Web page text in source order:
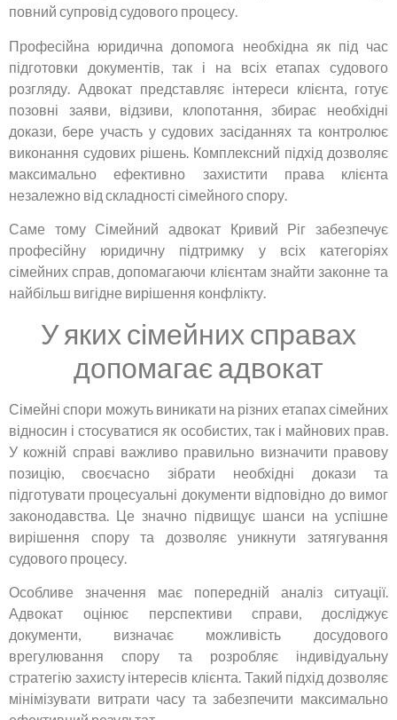
повний супровід судового процесу.
Професійна юридична допомога необхідна як під час
підготовки документів, так і на всіх етапах судового
розгляду. Адвокат представляє інтереси клієнта, готує
позовні заяви, відзиви, клопотання, збирає необхідні
докази, бере участь у судових засіданнях та контролює
виконання судових рішень. Комплексний підхід дозволяє
максимально ефективно захистити права клієнта
незалежно від складності сімейного спору.
Саме тому Сімейний адвокат Кривий Ріг забезпечує
професійну юридичну підтримку у всіх категоріях
сімейних справ, допомагаючи клієнтам знайти законне та
найбільш вигідне вирішення конфлікту.
У яких сімейних справах
допомагає адвокат
Сімейні спори можуть виникати на різних етапах сімейних
відносин і стосуватися як особистих, так і майнових прав.
У кожній справі важливо правильно визначити правову
позицію, своєчасно зібрати необхідні докази та
підготувати процесуальні документи відповідно до вимог
законодавства. Це значно підвищує шанси на успішне
вирішення спору та дозволяє уникнути затягування
судового процесу.
Особливе значення має попередній аналіз ситуації.
Адвокат оцінює перспективи справи, досліджує
документи, визначає можливість досудового
врегулювання спору та розробляє індивідуальну
стратегію захисту інтересів клієнта. Такий підхід дозволяє
мінімізувати витрати часу та забезпечити максимально